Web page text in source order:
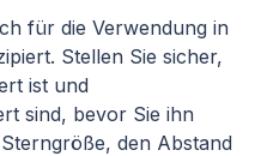
für die Verwendung in
Stellen Sie sicher,
ist und
sind, bevor Sie ihn
den Abstand